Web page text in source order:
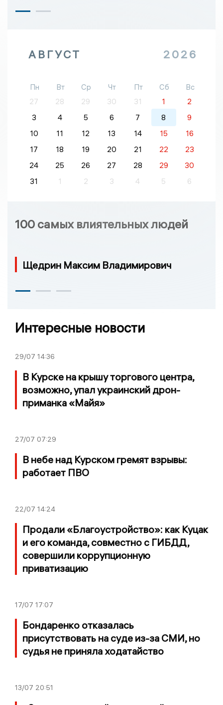
АВГУСТ 2026
Пн Вт Ср Чт Пт Сб
Вс
27
28 29 30 31 1
2
3
4 5 6 7 8
9
10
11 12 13 14 15
16
17
18 19 20 21 22
23
24
25 26 27 28 29
30
31
1 2 3 4 5 6
100 самых влиятельных людей
Щедрин Максим Владимирович
Интересные новости
29/07 14:36
В Курске на крышу торгового центра,
возможно, упал украинский дрон-
приманка «Майя»
27/07 07:29
В небе над Курском гремят взрывы:
работает ПВО
22/07 14:24
Продали «Благоустройство»: как Куцак
и его команда, совместно с ГИБДД,
совершили коррупционную
приватизацию
17/07 17:07
Бондаренко отказалась
присутствовать на суде из-за СМИ, но
судья не приняла ходатайство
13/07 20:51